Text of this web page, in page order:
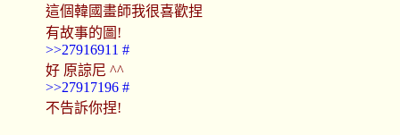
這個韓國畫師我很喜歡捏
有故事的圖!
>>27916911 #
好 原諒尼 ^^
>>27917196#
不告訴你捏!